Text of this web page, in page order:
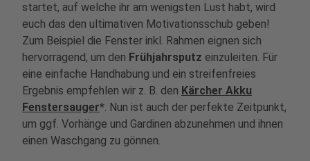
startet, auf welche ihr am wenigsten Lust habt, wird
euch das den ultimativen Motivationsschub geben!
Zum Beispiel die Fenster inkl. Rahmen eignen sich
hervorragend, um den Frühjahrsputz einzuleiten. Für
eine einfache Handhabung und ein streifenfreies
Ergebnis empfehlen wir z. B. den Kärcher Akku
Fenstersauger*. Nun ist auch der perfekte Zeitpunkt,
um ggf. Vorhänge und Gardinen abzunehmen und ihnen
einen Waschgang zu gönnen.